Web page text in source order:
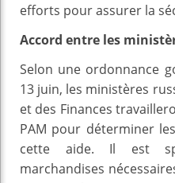
efforts pour assurer la
Accord entre les
Selon une ordonnance
13 juin, les ministères
et des Finances
PAM pour déterminer
cette aide. Il est
marchandises